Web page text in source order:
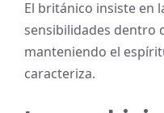
El británico insiste en
sensibilidades dentro
manteniendo el
caracteriza.